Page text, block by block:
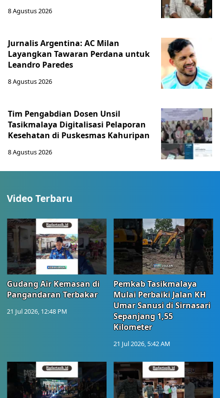
8 Agustus 2026
Jurnalis Argentina: AC Milan
Layangkan Tawaran Perdana untuk
Leandro Paredes
8 Agustus 2026
Tim Pengabdian Dosen Unsil
Tasikmalaya Digitalisasi Pelaporan
Kesehatan di Puskesmas Kahuripan
8 Agustus 2026
Video Terbaru
Gudang Air Kemasan di
Pangandaran Terbakar
21 Jul 2026, 12:48 PM
Pemkab Tasikmalaya
Mulai Perbaiki Jalan KH
Umar Sanusi di Sirnasari
Sepanjang 1,55
Kilometer
21 Jul 2026, 5:42 AM